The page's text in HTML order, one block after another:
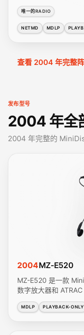
唯一的RADIO
NETMD MDLP
查看 2004 年完整
发布型号
2004 年全
2004 年完整的
2004MZ-E520
MZ-E520 是一款
数字放大器和 ATRAC
MDLP PLAYBACK-ONLY